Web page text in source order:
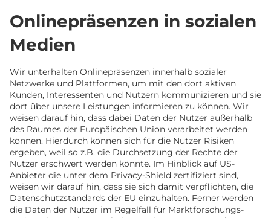
Onlinepräsenzen in sozialen
Medien
Wir unterhalten Onlinepräsenzen innerhalb sozialer
Netzwerke und Plattformen, um mit den dort aktiven
Kunden, Interessenten und Nutzern kommunizieren und sie
dort über unsere Leistungen informieren zu können. Wir
weisen darauf hin, dass dabei Daten der Nutzer außerhalb
des Raumes der Europäischen Union verarbeitet werden
können. Hierdurch können sich für die Nutzer Risiken
ergeben, weil so z.B. die Durchsetzung der Rechte der
Nutzer erschwert werden könnte. Im Hinblick auf US-
Anbieter die unter dem Privacy-Shield zertifiziert sind,
weisen wir darauf hin, dass sie sich damit verpflichten, die
Datenschutzstandards der EU einzuhalten. Ferner werden
die Daten der Nutzer im Regelfall für Marktforschungs-